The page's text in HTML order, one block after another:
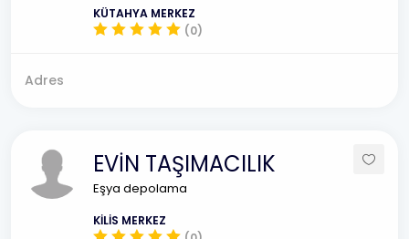
KÜTAHYA MERKEZ
(0)
Adres
EVİN TAŞIMACILIK
Eşya depolama
KİLİS MERKEZ